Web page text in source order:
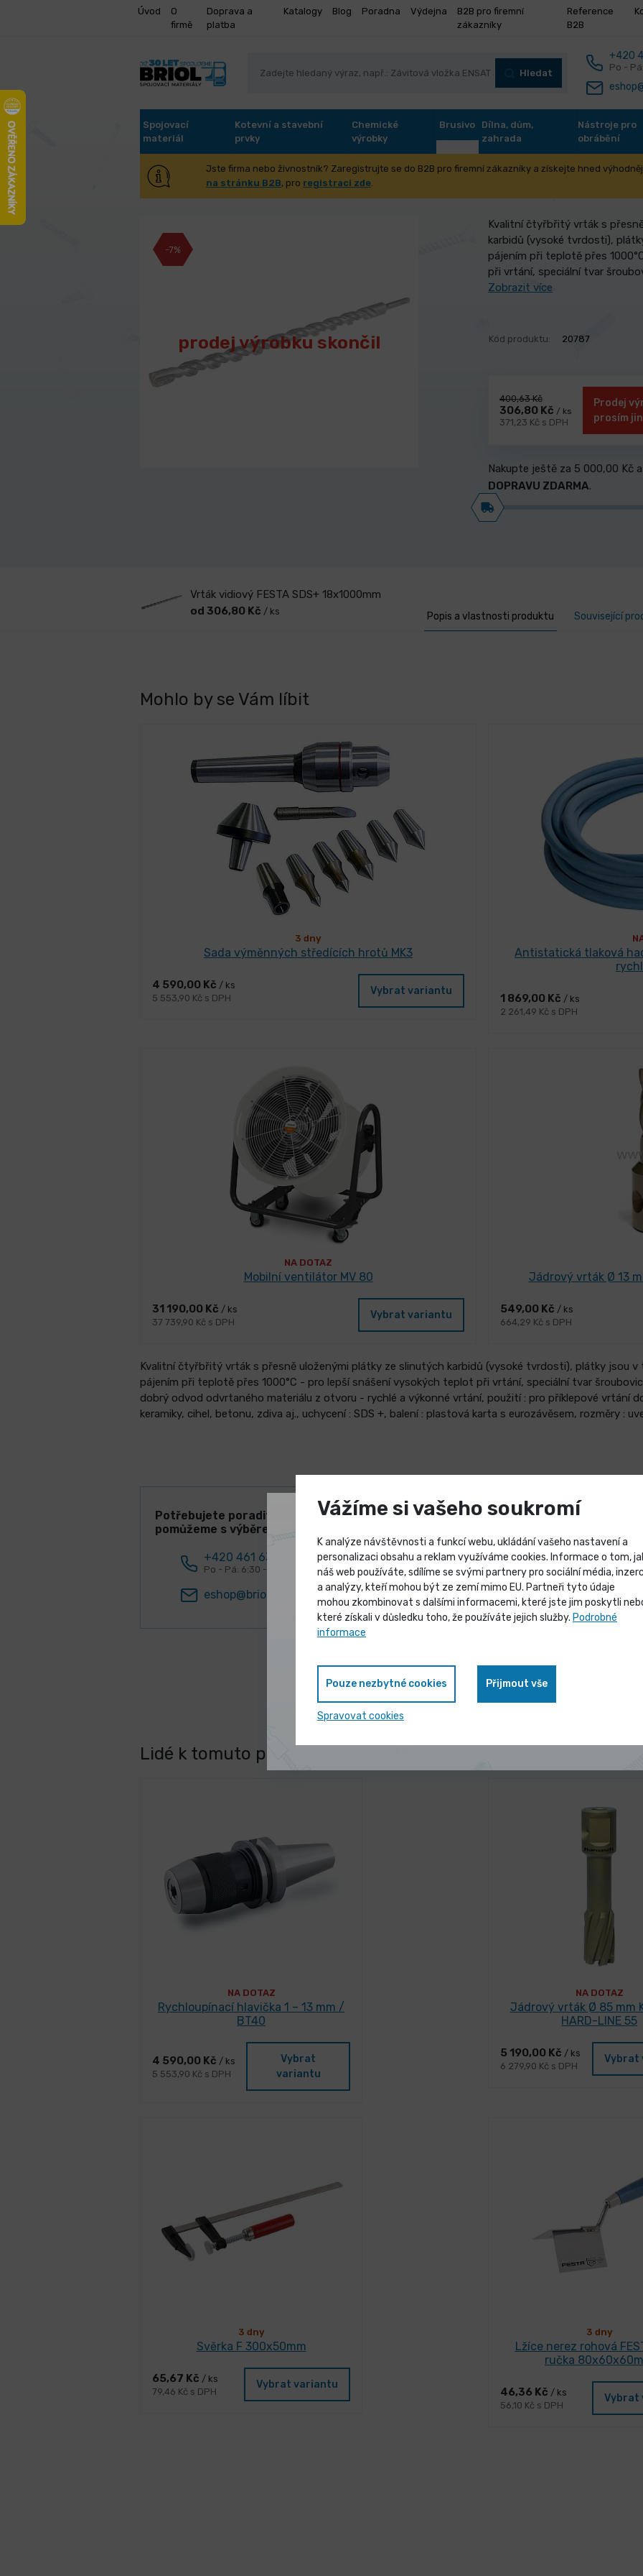
Úvod
O
firmě
Doprava a
platba
Katalogy Blog Poradna Výdejna
B2B pro firemní
zákazníky
Reference
B2B
Hledat
+420
Po -
Spojovací
materiál
Kotevní a stavební
prvky
Chemické
výrobky
Brusivo
Dílna, dům,
zahrada
Nástroje pro
obrábění
Jste firma nebo živnostník? Zaregistrujte se do B2B pro firemní zákazníky a získejte hned
na stránku B2B, pro registraci zde.
Vrták vidiový FESTA SDS+ 18x1000mm
prodej výrobku skončil
-7%
Kvalitní čtyřbřitý vrták s
karbidů (vysoké tvrdosti),
pájením při teplotě přes
při vrtání, speciální tvar
Zobrazit více
Kód produktu: 20787
400,63 Kč
306,80 Kč / ks
371,23 Kč s DPH
Prodej
prosím
Nakupte ještě za 5 000,00 Kč
DOPRAVU ZDARMA.
Vrták vidiový FESTA SDS+ 18x1000mm
od 306,80 Kč / ks Popis a vlastnosti produktu Související
Mohlo by se Vám líbit
3 dny
Sada výměnných středících hrotů MK3
4 590,00 Kč / ks
5 553,90 Kč s DPH
Vybrat variantu
Antistatická tlaková
1 869,00 Kč / ks
2 261,49 Kč s DPH
NA DOTAZ
Mobilní ventilátor MV 80
31 190,00 Kč / ks
37 739,90 Kč s DPH
Vybrat variantu
Jádrový vrták Ø 13
549,00 Kč / ks
664,29 Kč s DPH
Kvalitní čtyřbřitý vrták s přesně uloženými plátky ze slinutých karbidů (vysoké tvrdosti), plátky jsou v
pájením při teplotě přes 1000°C - pro lepší snášení vysokých teplot při vrtání, speciální tvar
dobrý odvod odvrtaného materiálu z otvoru - rychlé a výkonné vrtání, použití : pro příklepové vrtání
keramiky, cihel, betonu, zdiva aj., uchycení : SDS +, balení : plastová karta s eurozávěsem, rozměry :
Potřebujete poradit? Rádi Vám
pomůžeme s výběrem!
+420 461 634 161
Po - Pá: 6:30 - 15:00 hod.
eshop@briol.cz
Lidé k tomuto produktu nejčastěji kupují
NA DOTAZ
Rychloupínací hlavička 1 – 13 mm /
BT40
4 590,00 Kč / ks
5 553,90 Kč s DPH
Vybrat
variantu
NA DOTAZ
Jádrový vrták Ø 85 mm
HARD-LINE 55
5 190,00 Kč / ks
6 279,90 Kč s DPH
Vybrat
3 dny
Svěrka F 300x50mm
65,67 Kč / ks
79,46 Kč s DPH
Vybrat variantu
3 dny
Lžíce nerez rohová
ručka
46,36 Kč / ks
56,10 Kč s DPH
Vybrat
Vážíme si vašeho soukromí
K analýze návštěvnosti a funkcí webu, ukládání vašeho nastavení a
personalizaci obsahu a reklam využíváme cookies. Informace o tom,
náš web používáte, sdílíme se svými partnery pro sociální média,
a analýzy, kteří mohou být ze zemí mimo EU. Partneři tyto údaje
mohou zkombinovat s dalšími informacemi, které jste jim poskytli
které získali v důsledku toho, že používáte jejich služby. Podrobné
informace
Pouze nezbytné cookies Přijmout vše
Spravovat cookies
Výprodej skladových